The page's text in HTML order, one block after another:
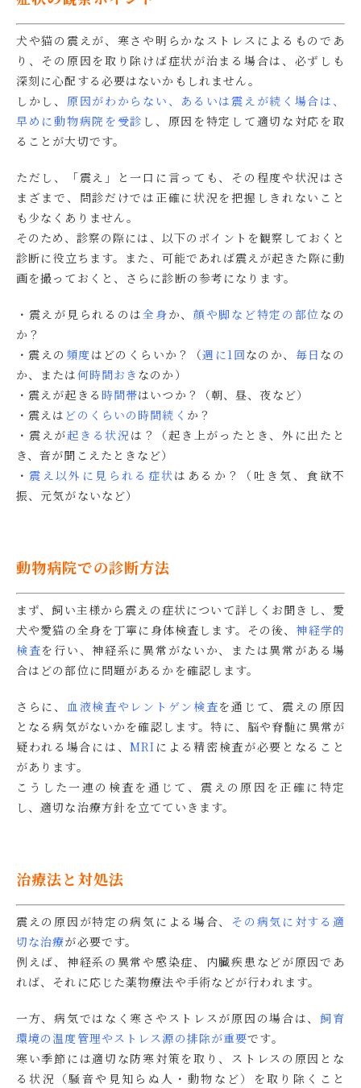
犬や猫の震えが、寒さや明らかなストレスによるものであ
り、その原因を取り除けば症状が治まる場合は、必ずしも
深刻に心配する必要はないかもしれません。
しかし、 原因がわからない、あるいは震えが続く場合は、
早めに動物病院を受診 し、原因を特定して適切な対応を取
ることが大切です。
ただし、「震え」と一口に言っても、その程度や状況はさ
まざまで、問診だけでは正確に状況を把握しきれないこと
も少なくありません。
そのため、診察の際には、以下のポイントを観察しておくと
診断に役立ちます。また、可能であれば震えが起きた際に動
画を撮っておくと、さらに診断の参考になります。
・震えが見られるのは全身か、顔や脚など特定の部位なの
か？
・震えの 頻度はどのくらいか？（週に1回なのか、 毎日 なの
か、または何時間おき なのか）
・震えが起きる 時間帯はいつか？（朝、昼、夜など）
・震えは どのくらいの時間続く か？
・震えが起きる状況 は？（起き上がったとき、外に出たと
き、音が聞こえたときなど）
・震え以外に見られる症状はあるか？（吐き気、食欲不
振、元気がないなど）
動物病院での診断方法
まず、飼い主様から震えの症状について詳しくお聞きし、愛
犬や愛猫の全身を丁寧に身体検査します。その後、神経学的
検査を行い、神経系に異常がないか、または異常がある場
合はどの部位に問題があるかを確認します。
さらに、 血液検査やレントゲン検査を通じて、震えの原因
となる病気がないかを確認します。特に、脳や脊髄に異常が
疑われる場合には、MRI による精密検査が必要となること
があります。
こうした一連の検査を通じて、震えの原因を正確に特定
し、適切な治療方針を立てていきます。
治療法と対処法
震えの原因が特定の病気による場合、 その病気に対する適
切な治療が必要です。
例えば、神経系の異常や感染症、内臓疾患などが原因であ
れば、それに応じた薬物療法や手術などが行われます。
一方、病気ではなく寒さやストレスが原因の場合は、飼育
環境の温度管理やストレス源の排除が重要です。
寒い季節には適切な防寒対策を取り、ストレスの原因とな
る状況（騒音や見知らぬ人・動物など）を取り除くこと